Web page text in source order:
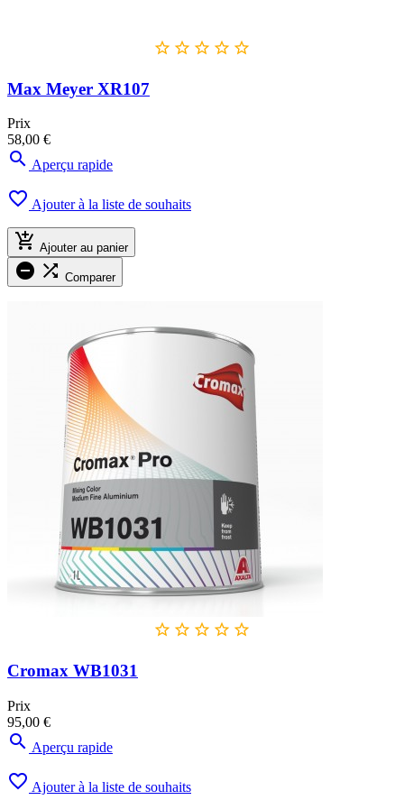
    
Max Meyer XR107
Prix
58,00 €
 Aperçu rapide
 Ajouter à la liste de souhaits
 Ajouter au panier
  Comparer
    
Cromax WB1031
Prix
95,00 €
 Aperçu rapide
 Ajouter à la liste de souhaits